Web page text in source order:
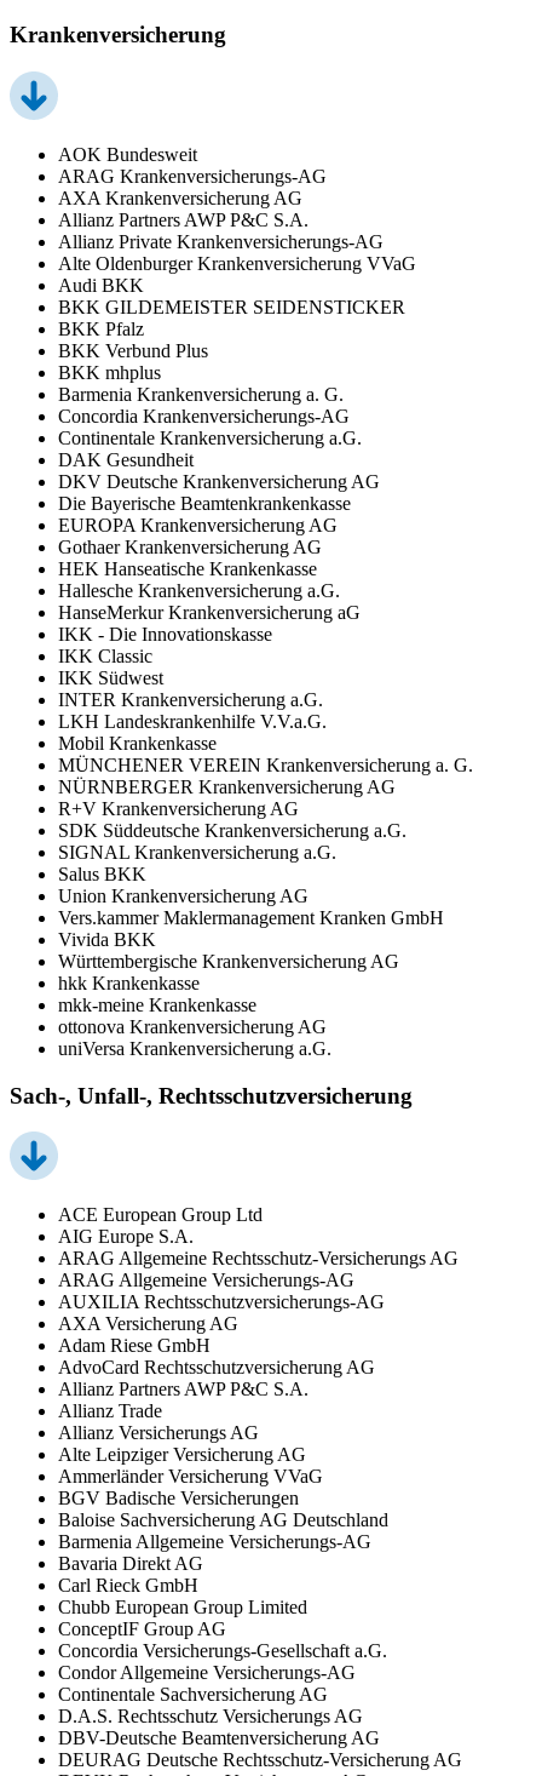
Krankenversicherung
AOK Bundesweit
ARAG Krankenversicherungs-AG
AXA Krankenversicherung AG
Allianz Partners AWP P&C S.A.
Allianz Private Krankenversicherungs-AG
Alte Oldenburger Krankenversicherung VVaG
Audi BKK
BKK GILDEMEISTER SEIDENSTICKER
BKK Pfalz
BKK Verbund Plus
BKK mhplus
Barmenia Krankenversicherung a. G.
Concordia Krankenversicherungs-AG
Continentale Krankenversicherung a.G.
DAK Gesundheit
DKV Deutsche Krankenversicherung AG
Die Bayerische Beamtenkrankenkasse
EUROPA Krankenversicherung AG
Gothaer Krankenversicherung AG
HEK Hanseatische Krankenkasse
Hallesche Krankenversicherung a.G.
HanseMerkur Krankenversicherung aG
IKK - Die Innovationskasse
IKK Classic
IKK Südwest
INTER Krankenversicherung a.G.
LKH Landeskrankenhilfe V.V.a.G.
Mobil Krankenkasse
MÜNCHENER VEREIN Krankenversicherung a. G.
NÜRNBERGER Krankenversicherung AG
R+V Krankenversicherung AG
SDK Süddeutsche Krankenversicherung a.G.
SIGNAL Krankenversicherung a.G.
Salus BKK
Union Krankenversicherung AG
Vers.kammer Maklermanagement Kranken GmbH
Vivida BKK
Württembergische Krankenversicherung AG
hkk Krankenkasse
mkk-meine Krankenkasse
ottonova Krankenversicherung AG
uniVersa Krankenversicherung a.G.
Sach-, Unfall-, Rechtsschutzversicherung
ACE European Group Ltd
AIG Europe S.A.
ARAG Allgemeine Rechtsschutz-Versicherungs AG
ARAG Allgemeine Versicherungs-AG
AUXILIA Rechtsschutzversicherungs-AG
AXA Versicherung AG
Adam Riese GmbH
AdvoCard Rechtsschutzversicherung AG
Allianz Partners AWP P&C S.A.
Allianz Trade
Allianz Versicherungs AG
Alte Leipziger Versicherung AG
Ammerländer Versicherung VVaG
BGV Badische Versicherungen
Baloise Sachversicherung AG Deutschland
Barmenia Allgemeine Versicherungs-AG
Bavaria Direkt AG
Carl Rieck GmbH
Chubb European Group Limited
ConceptIF Group AG
Concordia Versicherungs-Gesellschaft a.G.
Condor Allgemeine Versicherungs-AG
Continentale Sachversicherung AG
D.A.S. Rechtsschutz Versicherungs AG
DBV-Deutsche Beamtenversicherung AG
DEURAG Deutsche Rechtsschutz-Versicherung AG